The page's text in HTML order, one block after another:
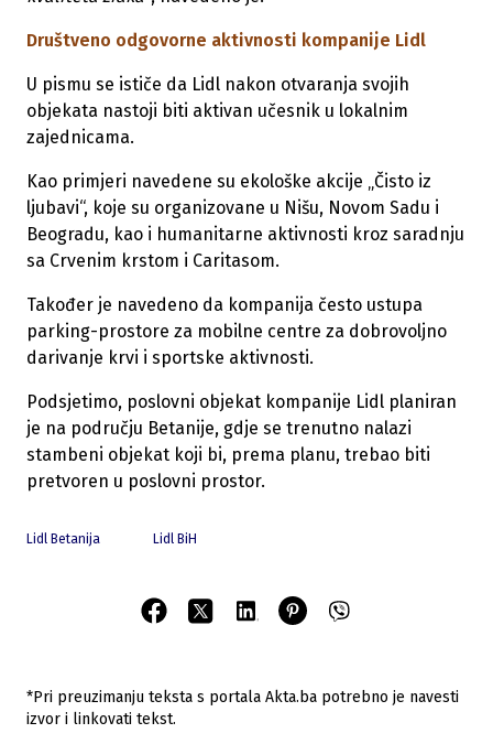
Društveno odgovorne aktivnosti kompanije Lidl
U pismu se ističe da Lidl nakon otvaranja svojih
objekata nastoji biti aktivan učesnik u lokalnim
zajednicama.
Kao primjeri navedene su ekološke akcije „Čisto iz
ljubavi“, koje su organizovane u Nišu, Novom Sadu i
Beogradu, kao i humanitarne aktivnosti kroz saradnju
sa Crvenim krstom i Caritasom.
Također je navedeno da kompanija često ustupa
parking-prostore za mobilne centre za dobrovoljno
darivanje krvi i sportske aktivnosti.
Podsjetimo, poslovni objekat kompanije Lidl planiran
je na području Betanije, gdje se trenutno nalazi
stambeni objekat koji bi, prema planu, trebao biti
pretvoren u poslovni prostor.
Lidl Betanija Lidl BiH
*Pri preuzimanju teksta s portala Akta.ba potrebno je navesti
izvor i linkovati tekst.